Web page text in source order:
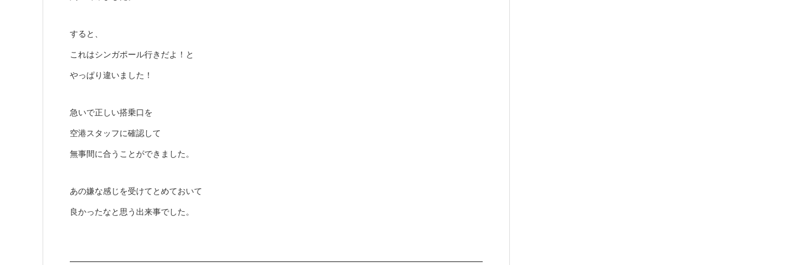
すると、
これはシンガポール行きだよ！と
やっぱり違いました！
急いで正しい搭乗口を
空港スタッフに確認して
無事間に合うことができました。
あの嫌な感じを受けてとめておいて
良かったなと思う出来事でした。